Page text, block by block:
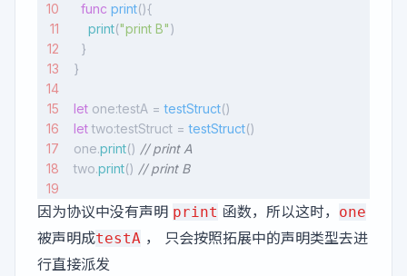
  func
print(){
    print
("print B")
  }
}
let one:testA = testStruct()
let two:testStruct = testStruct()
one.print() // print A
two.print() // print B
因为协议中没有声明 print 函数，所以这时， one
被声明成testA ， 只会按照拓展中的声明类型去进
行直接派发